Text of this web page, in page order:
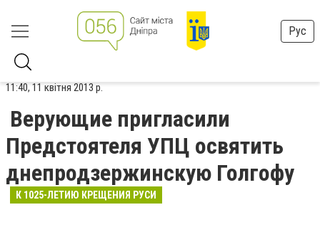
Рус
11:40, 11 квітня 2013 р.
Верующие пригласили
Предстоятеля УПЦ освятить
днепродзержинскую Голгофу
К 1025-ЛЕТИЮ КРЕЩЕНИЯ РУСИ